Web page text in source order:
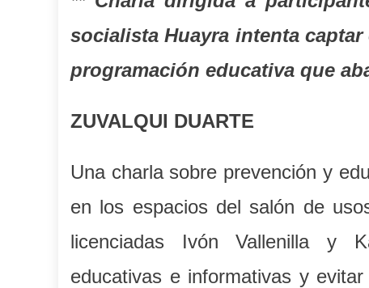
socialista Huayra intenta
programación educativa que
ZUVALQUI DUARTE
Una charla sobre prevención y
en los espacios del salón de
licenciadas Ivón Vallenilla y
educativas e informativas y